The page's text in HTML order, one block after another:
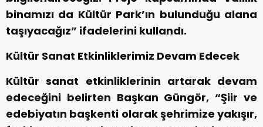
binamızı da Kültür Park’ın bulunduğu alana
taşıyacağız” ifadelerini kullandı.
Kültür Sanat Etkinliklerimiz Devam Edecek
Kültür sanat etkinliklerinin artarak devam
edeceğini belirten Başkan Güngör, “Şiir ve
edebiyatın başkenti olarak şehrimize yakışır,